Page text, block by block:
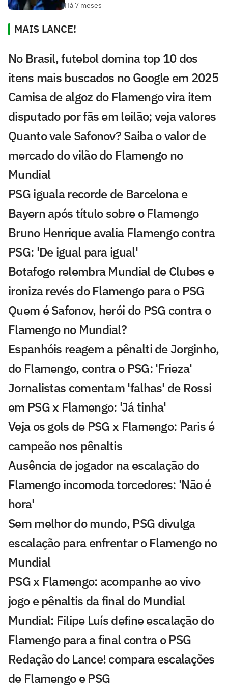
Há 7 meses
MAIS LANCE!
No Brasil, futebol domina top 10 dos
itens mais buscados no Google em 2025
Camisa de algoz do Flamengo vira item
disputado por fãs em leilão; veja valores
Quanto vale Safonov? Saiba o valor de
mercado do vilão do Flamengo no
Mundial
PSG iguala recorde de Barcelona e
Bayern após título sobre o Flamengo
Bruno Henrique avalia Flamengo contra
PSG: 'De igual para igual'
Botafogo relembra Mundial de Clubes e
ironiza revés do Flamengo para o PSG
Quem é Safonov, herói do PSG contra o
Flamengo no Mundial?
Espanhóis reagem a pênalti de Jorginho,
do Flamengo, contra o PSG: 'Frieza'
Jornalistas comentam 'falhas' de Rossi
em PSG x Flamengo: 'Já tinha'
Veja os gols de PSG x Flamengo: Paris é
campeão nos pênaltis
Ausência de jogador na escalação do
Flamengo incomoda torcedores: 'Não é
hora'
Sem melhor do mundo, PSG divulga
escalação para enfrentar o Flamengo no
Mundial
PSG x Flamengo: acompanhe ao vivo
jogo e pênaltis da final do Mundial
Mundial: Filipe Luís define escalação do
Flamengo para a final contra o PSG
Redação do Lance! compara escalações
de Flamengo e PSG